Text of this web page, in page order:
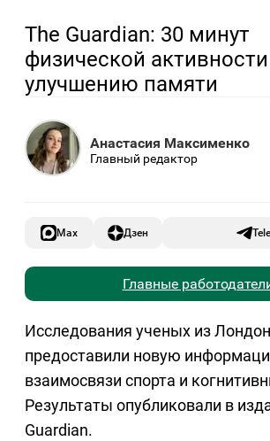
The Guardian: 30 минут
физической
улучшению памяти
Анастасия Максименко
Главный редактор
Max Дзен
Главные
Исследования ученых из
предоставили новую
взаимосвязи спорта и
Результаты опубликовали в
Guardian.